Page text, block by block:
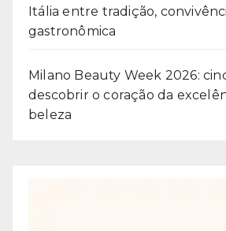
Itália entre tradição,
gastronômica
Milano Beauty Week 2026:
descobrir o coração da
beleza